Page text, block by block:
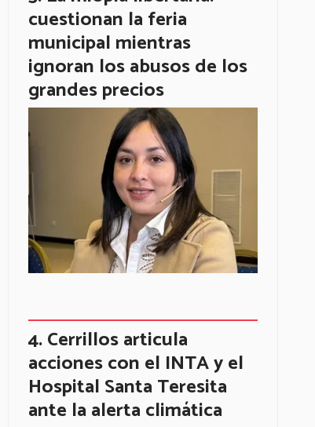
cuestionan la feria
municipal mientras
ignoran los abusos de los
grandes precios
Cerrillos articula
acciones con el INTA y el
Hospital Santa Teresita
ante la alerta climática